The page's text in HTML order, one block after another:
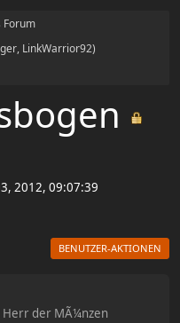
Forum
, LinkWarrior92)
2012, 09:07:39
BENUTZER-AKTIONEN
Herr der MÃ¼nzen